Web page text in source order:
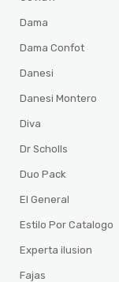
Dama
Dama Confot
Danesi
Danesi Montero
Diva
Dr Scholls
Duo Pack
El General
Estilo Por Catalogo
Experta ilusion
Fajas